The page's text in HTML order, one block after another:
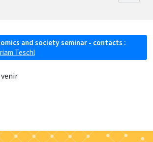
and society seminar - contacts :
Teschl